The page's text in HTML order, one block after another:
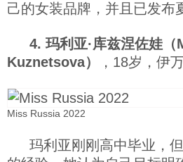
己的女装品牌，并且已发布
4. 玛利亚·库兹涅佐娃（
Kuznetsova）
，18岁，伊
Miss Russia 2022
玛利亚刚刚高中毕业，